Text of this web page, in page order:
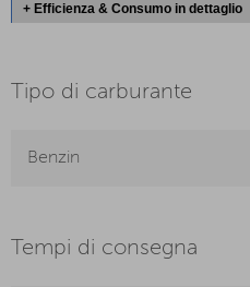
+ Efficienza & Consumo in dettaglio
Tipo di carburante
Benzin
Tempi di consegna